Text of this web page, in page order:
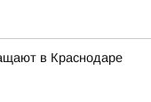
в Краснодаре